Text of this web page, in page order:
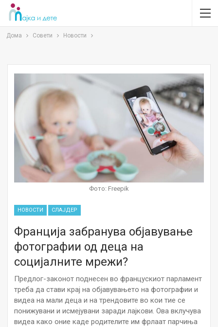
Дома Совети Новости
Фото: Freepik
НОВОСТИ СЛАЈДЕР
Франција забранува објавување
фотографии од деца на
социјалните мрежи?
Предлог-законот поднесен во францускиот парламент
треба да стави крај на објавувањето на фотографии и
видеа на мали деца и на трендовите во кои тие се
понижувани и исмејувани заради лајкови. Ова вклучува
видеа како оние каде родителите им фрлаат парчиња